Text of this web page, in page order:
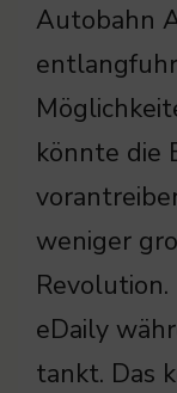
Autobahn
könnte die
weniger
eDaily
tankt. Das